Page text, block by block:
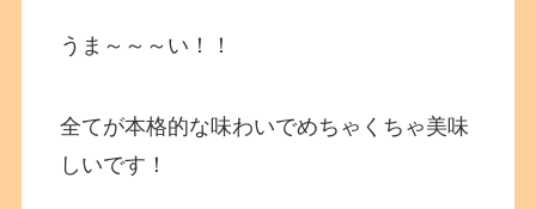
うま～～～い！！
全てが本格的な味わいでめちゃくちゃ美味
しいです！